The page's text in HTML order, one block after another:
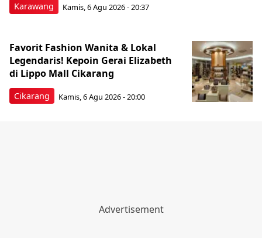
Karawang Kamis, 6 Agu 2026 - 20:37
Cikarang
Favorit Fashion Wanita & Lokal
Legendaris! Kepoin Gerai Elizabeth
di Lippo Mall Cikarang
Kamis, 6 Agu 2026 - 20:00